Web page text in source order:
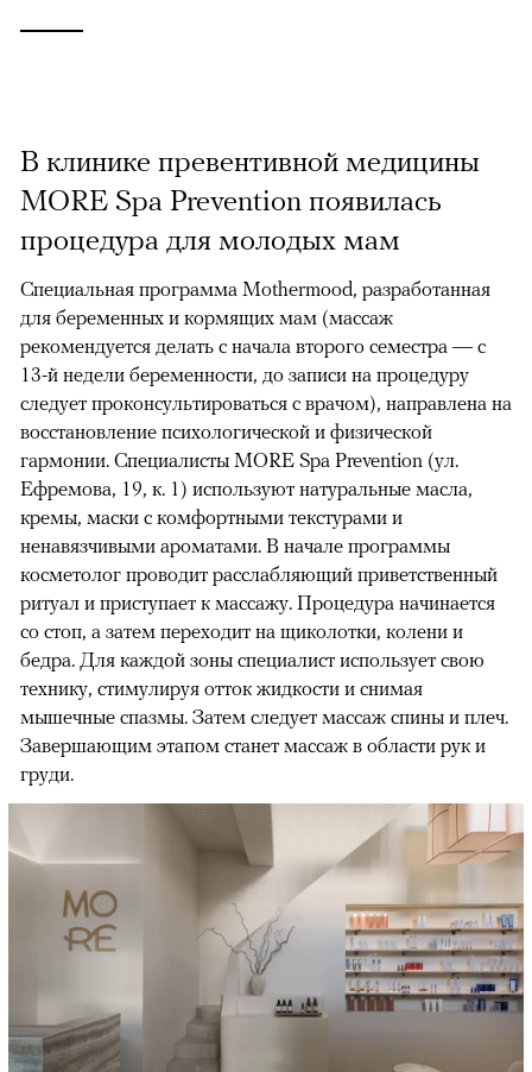
В клинике превентивной медицины
MORE Spa Prevention появилась
процедура для молодых мам
Специальная программа Mothermood, разработанная
для беременных и кормящих мам (массаж
рекомендуется делать с начала второго семестра — с
13-й недели беременности, до записи на процедуру
следует проконсультироваться с врачом), направлена на
восстановление психологической и физической
гармонии. Специалисты MORE Spa Prevention (ул.
Ефремова, 19, к. 1) используют натуральные масла,
кремы, маски с комфортными текстурами и
ненавязчивыми ароматами. В начале программы
косметолог проводит расслабляющий приветственный
ритуал и приступает к массажу. Процедура начинается
со стоп, а затем переходит на щиколотки, колени и
бедра. Для каждой зоны специалист использует свою
технику, стимулируя отток жидкости и снимая
мышечные спазмы. Затем следует массаж спины и плеч.
Завершающим этапом станет массаж в области рук и
груди.